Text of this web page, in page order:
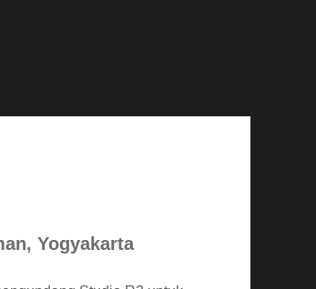
Yogyakarta